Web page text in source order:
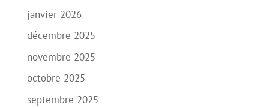
janvier 2026
décembre 2025
novembre 2025
octobre 2025
septembre 2025